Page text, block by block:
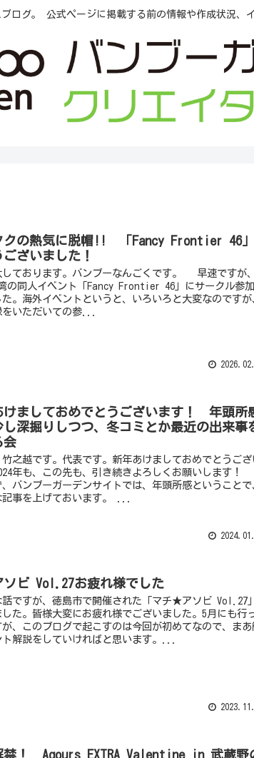
ログ。 公式ページに掲載する前の情報や作成状況、
クの熱気に脱帽!! 「Fancy Frontier 46
ございました！
ております。バンブーなんごくです。 早速ですが
の同人イベント「Fancy Frontier 46」にサークル参
。海外イベントというと、いろいろと大変なのですが
をいただいての参...
けましておめでとうございます！ 年頭所
し深掘りしつつ、冬コミとか最近の出来事
会
之越です。代表です。新年あけましておめでとうござ
年も、この先も、引き続きよろしくお願いします
バンブーガーデンサイトでは、年頭所感ということで
記事を上げておいます。 ...
ビ Vol.27お疲れ様でした
ですが、徳島市で開催された「マチ★アソビ Vol.27
た。皆様大変にお疲れ様でございました。5月にも行
が、このブログで起こすのは今回が初めてなので、まあ
ト解説をしていければと思います。...
禁！ Aqours EXTRA Valentine in 武蔵野